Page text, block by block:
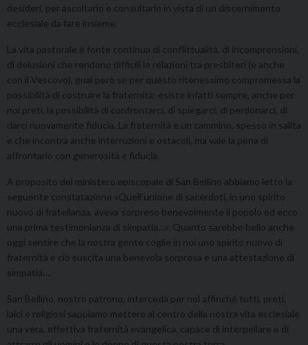
desideri, per ascoltarlo e consultarlo in vista di un discernimento
ecclesiale da fare insieme.
La vita pastorale è fonte continua di conflittualità, di incomprensioni,
di delusioni che rendono difficili le relazioni tra presbiteri (e anche
con il Vescovo), guai però se per questo ritenessimo compromessa la
possibilità di costruire la fraternità: esiste infatti sempre, anche per
noi preti, la possibilità di confrontarci, di spiegarci, di perdonarci, di
darci nuovamente fiducia. La fraternità è un cammino, spesso in salita
e che incontra anche interruzioni e ostacoli, ma vale la pena di
affrontarlo con generosità e fiducia.
A proposito del ministero episcopale di San Bellino abbiamo letto la
seguente constatazione «Quell’unione di sacerdoti, in uno spirito
nuovo di fratellanza, aveva sorpreso benevolmente il popolo ed ecco
una prima testimonianza di simpatia…». Quanto sarebbe bello anche
oggi sentire che la nostra gente coglie in noi uno spirito nuovo di
fraternità e ciò suscita una benevola sorpresa e una attestazione di
simpatia….
San Bellino, nostro patrono, interceda per noi affinché tutti, preti,
laici e religiosi sappiamo mettere al centro della nostra vita ecclesiale
una vera, effettiva fraternità evangelica, capace di interpellare e di